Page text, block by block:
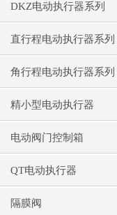
DKZ电动执行器系列
直行程电动执行器系列
角行程电动执行器系列
精小型电动执行器
电动阀门控制箱
QT电动执行器
隔膜阀